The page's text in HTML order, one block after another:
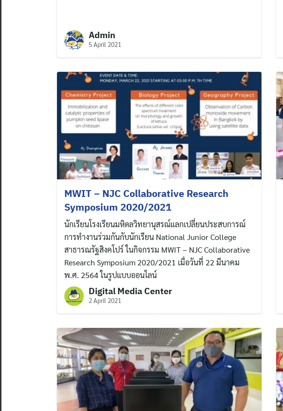
Search
for:
Admin
5 April 2021
MWIT – NJC Collaborative Research
Symposium 2020/2021
นักเรียนโรงเรียนมหิดลวิทยานุสรณ์แลกเปลี่ยนประสบการณ์
การทำงานร่วมกันกับนักเรียน National Junior College
สาธารณรัฐสิงคโปร์ ในกิจกรรม MWIT – NJC Collaborative
Research Symposium 2020/2021 เมื่อวันที่ 22 มีนาคม
พ.ศ. 2564 ในรูปแบบออนไลน์
Digital Media Center
2 April 2021